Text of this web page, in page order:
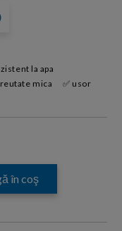
la apa
mica
✅ usor